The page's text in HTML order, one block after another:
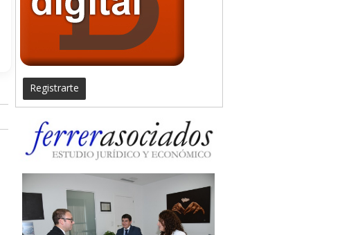
Registrarte